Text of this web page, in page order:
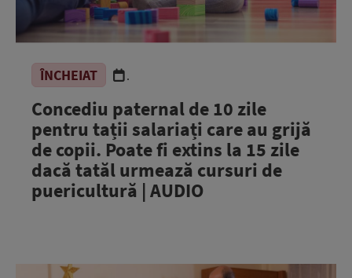
ÎNCHEIAT .
Concediu paternal de 10 zile
pentru tații salariați care au grijă
de copii. Poate fi extins la 15 zile
dacă tatăl urmează cursuri de
puericultură | AUDIO